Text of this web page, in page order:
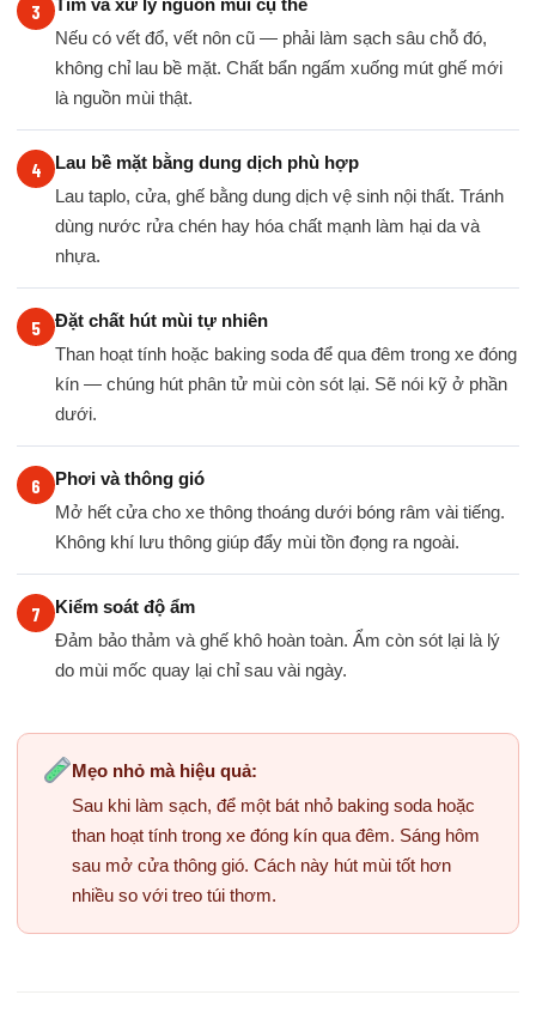
Tìm và xử lý nguồn mùi cụ thể
Nếu có vết đổ, vết nôn cũ — phải làm sạch sâu chỗ đó,
không chỉ lau bề mặt. Chất bẩn ngấm xuống mút ghế mới
là nguồn mùi thật.
Lau bề mặt bằng dung dịch phù hợp
Lau taplo, cửa, ghế bằng dung dịch vệ sinh nội thất. Tránh
dùng nước rửa chén hay hóa chất mạnh làm hại da và
nhựa.
Đặt chất hút mùi tự nhiên
Than hoạt tính hoặc baking soda để qua đêm trong xe đóng
kín — chúng hút phân tử mùi còn sót lại. Sẽ nói kỹ ở phần
dưới.
Phơi và thông gió
Mở hết cửa cho xe thông thoáng dưới bóng râm vài tiếng.
Không khí lưu thông giúp đẩy mùi tồn đọng ra ngoài.
Kiểm soát độ ẩm
Đảm bảo thảm và ghế khô hoàn toàn. Ẩm còn sót lại là lý
do mùi mốc quay lại chỉ sau vài ngày.
Mẹo nhỏ mà hiệu quả:
Sau khi làm sạch, để một bát nhỏ baking soda hoặc
than hoạt tính trong xe đóng kín qua đêm. Sáng hôm
sau mở cửa thông gió. Cách này hút mùi tốt hơn
nhiều so với treo túi thơm.